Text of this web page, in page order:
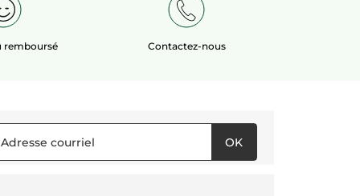
remboursé Contactez-nous
OK